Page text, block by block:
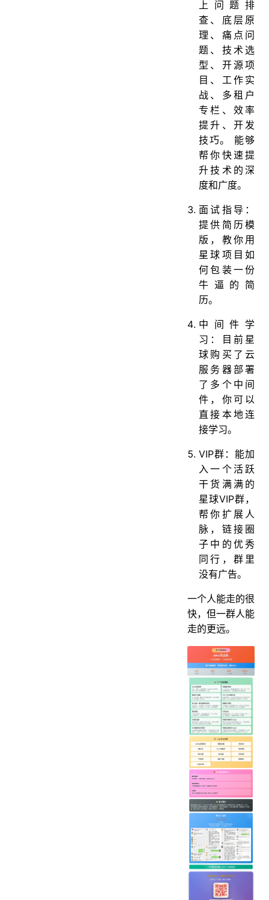
上问题排
查、底层原
理、痛点问
题、技术选
型、开源项
目、工作实
战、多租户
专栏、效率
提升、开发
技巧。 能够
帮你快速提
升技术的深
度和广度。
面试指导：
提供简历模
版，教你用
星球项目如
何包装一份
牛逼的简
历。
中间件学
习：目前星
球购买了云
服务器部署
了多个中间
件，你可以
直接本地连
接学习。
VIP群：能加
入一个活跃
干货满满的
星球VIP群，
帮你扩展人
脉，链接圈
子中的优秀
同行，群里
没有广告。
一个人能走的很
快，但一群人能
走的更远。